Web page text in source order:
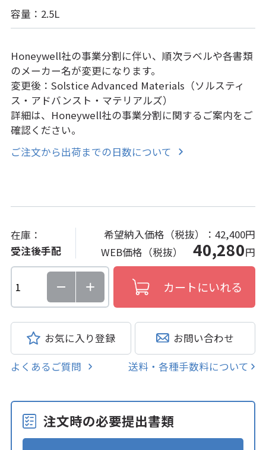
容量：2.5L
Honeywell社の事業分割に伴い、順次ラベルや各書類
のメーカー名が変更になります。
変更後：Solstice Advanced Materials（ソルスティ
ス・アドバンスト・マテリアルズ）
詳細は、Honeywell社の事業分割に関するご案内をご
確認ください。
ご注文から出荷までの日数について
在庫：
受注後手配
希望納入価格（税抜）：42,400円
WEB価格（税抜）40,280円
お気に入り登録 お問い合わせ
よくあるご質問 送料・各種手数料について
注文時の必要提出書類